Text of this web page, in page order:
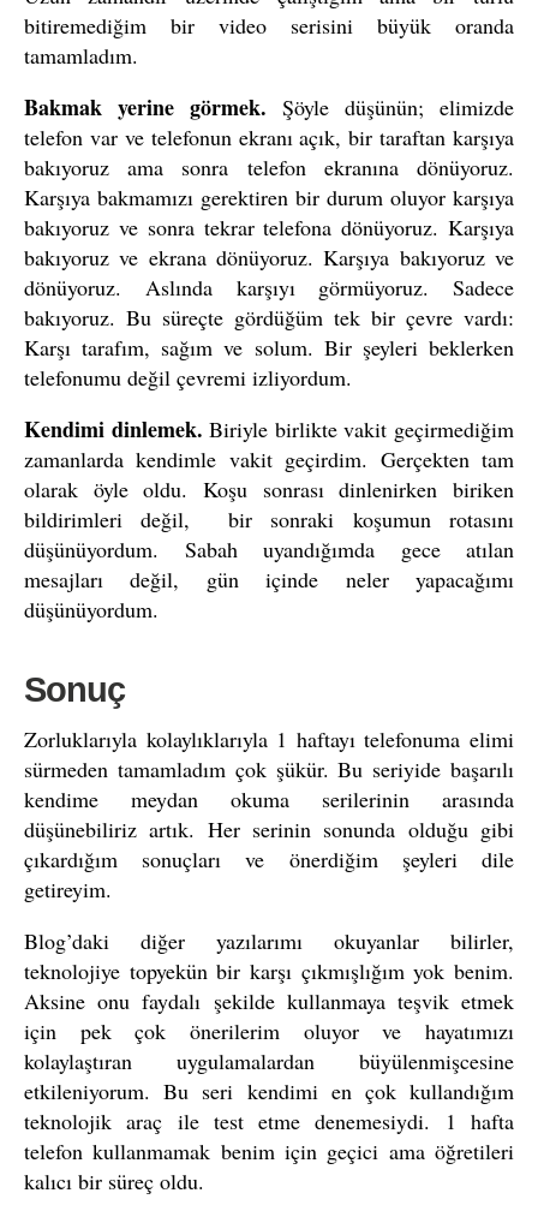
bitiremediğim bir video serisini büyük oranda
tamamladım.
Bakmak yerine görmek. Şöyle düşünün; elimizde
telefon var ve telefonun ekranı açık, bir taraftan karşıya
bakıyoruz ama sonra telefon ekranına dönüyoruz.
Karşıya bakmamızı gerektiren bir durum oluyor karşıya
bakıyoruz ve sonra tekrar telefona dönüyoruz. Karşıya
bakıyoruz ve ekrana dönüyoruz. Karşıya bakıyoruz ve
dönüyoruz. Aslında karşıyı görmüyoruz. Sadece
bakıyoruz. Bu süreçte gördüğüm tek bir çevre vardı:
Karşı tarafım, sağım ve solum. Bir şeyleri beklerken
telefonumu değil çevremi izliyordum.
Kendimi dinlemek.Biriyle birlikte vakit geçirmediğim
zamanlarda kendimle vakit geçirdim. Gerçekten tam
olarak öyle oldu. Koşu sonrası dinlenirken biriken
bildirimleri değil, bir sonraki koşumun rotasını
düşünüyordum. Sabah uyandığımda gece atılan
mesajları değil, gün içinde neler yapacağımı
düşünüyordum.
Sonuç
Zorluklarıyla kolaylıklarıyla 1 haftayı telefonuma elimi
sürmeden tamamladım çok şükür. Bu seriyide başarılı
kendime meydan okuma serilerinin arasında
düşünebiliriz artık. Her serinin sonunda olduğu gibi
çıkardığım sonuçları ve önerdiğim şeyleri dile
getireyim.
Blog’daki diğer yazılarımı okuyanlar bilirler,
teknolojiye topyekün bir karşı çıkmışlığım yok benim.
Aksine onu faydalı şekilde kullanmaya teşvik etmek
için pek çok önerilerim oluyor ve hayatımızı
kolaylaştıran uygulamalardan büyülenmişcesine
etkileniyorum. Bu seri kendimi en çok kullandığım
teknolojik araç ile test etme denemesiydi. 1 hafta
telefon kullanmamak benim için geçici ama öğretileri
kalıcı bir süreç oldu.